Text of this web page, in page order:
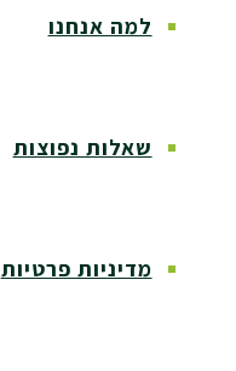
למה אנחנו
שאלות נפוצות
מדיניות פרטיות